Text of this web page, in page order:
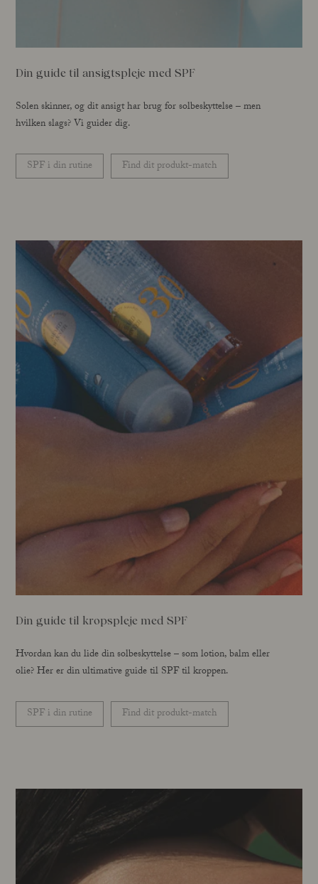
Din guide til ansigtspleje med SPF
Solen skinner, og dit ansigt har brug for solbeskyttelse – men
hvilken slags? Vi guider dig.
SPF i din rutine Find dit produkt-match
Din guide til kropspleje med SPF
Hvordan kan du lide din solbeskyttelse – som lotion, balm eller
olie? Her er din ultimative guide til SPF til kroppen.
SPF i din rutine Find dit produkt-match